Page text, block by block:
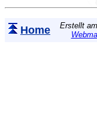
Home
Erstellt